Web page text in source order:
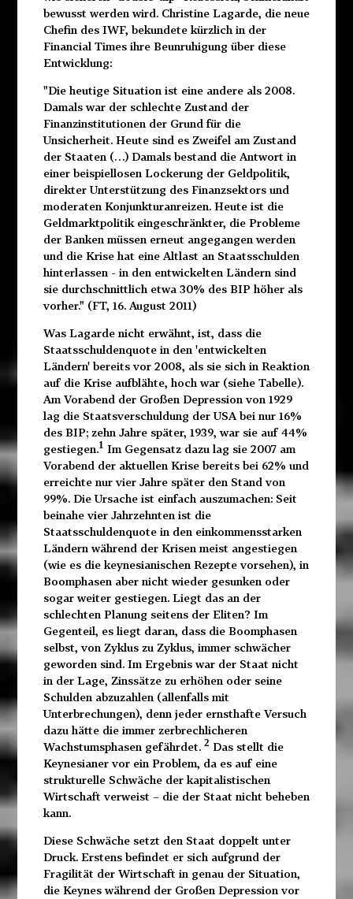
bewusst werden wird. Christine Lagarde, die neue
Chefin des IWF, bekundete kürzlich in der
Financial Times ihre Beunruhigung über diese
Entwicklung:
"Die heutige Situation ist eine andere als 2008.
Damals war der schlechte Zustand der
Finanzinstitutionen der Grund für die
Unsicherheit. Heute sind es Zweifel am Zustand
der Staaten (…) Damals bestand die Antwort in
einer beispiellosen Lockerung der Geldpolitik,
direkter Unterstützung des Finanzsektors und
moderaten Konjunkturanreizen. Heute ist die
Geldmarktpolitik eingeschränkter, die Probleme
der Banken müssen erneut angegangen werden
und die Krise hat eine Altlast an Staatsschulden
hinterlassen - in den entwickelten Ländern sind
sie durchschnittlich etwa 30% des BIP höher als
vorher." (FT, 16. August 2011)
Was Lagarde nicht erwähnt, ist, dass die
Staatsschuldenquote in den 'entwickelten
Ländern' bereits vor 2008, als sie sich in Reaktion
auf die Krise aufblähte, hoch war (siehe Tabelle).
Am Vorabend der Großen Depression von 1929
lag die Staatsverschuldung der USA bei nur 16%
des BIP; zehn Jahre später, 1939, war sie auf 44%
gestiegen.1 Im Gegensatz dazu lag sie 2007 am
Vorabend der aktuellen Krise bereits bei 62% und
erreichte nur vier Jahre später den Stand von
99%. Die Ursache ist einfach auszumachen: Seit
beinahe vier Jahrzehnten ist die
Staatsschuldenquote in den einkommensstarken
Ländern während der Krisen meist angestiegen
(wie es die keynesianischen Rezepte vorsehen), in
Boomphasen aber nicht wieder gesunken oder
sogar weiter gestiegen. Liegt das an der
schlechten Planung seitens der Eliten? Im
Gegenteil, es liegt daran, dass die Boomphasen
selbst, von Zyklus zu Zyklus, immer schwächer
geworden sind. Im Ergebnis war der Staat nicht
in der Lage, Zinssätze zu erhöhen oder seine
Schulden abzuzahlen (allenfalls mit
Unterbrechungen), denn jeder ernsthafte Versuch
dazu hätte die immer zerbrechlicheren
Wachstumsphasen gefährdet. 2 Das stellt die
Keynesianer vor ein Problem, da es auf eine
strukturelle Schwäche der kapitalistischen
Wirtschaft verweist – die der Staat nicht beheben
kann.
Diese Schwäche setzt den Staat doppelt unter
Druck. Erstens befindet er sich aufgrund der
Fragilität der Wirtschaft in genau der Situation,
die Keynes während der Großen Depression vor